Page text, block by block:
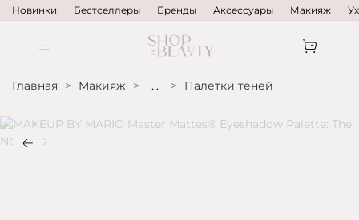
Новинки Бестселлеры Бренды Аксессуары Макияж
Главная Макияж ... Палетки теней